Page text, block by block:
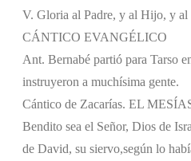
V. Gloria al Padre, y al Hijo, y al
CÁNTICO EVANGÉLICO
Ant. Bernabé partió para Tarso
instruyeron a muchísima gente.
Cántico de Zacarías. EL
Bendito sea el Señor, Dios de
de David, su siervo,según lo